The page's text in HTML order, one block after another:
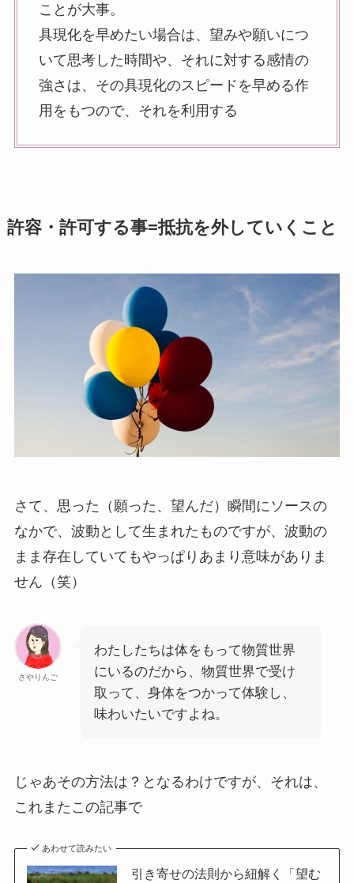
ことが大事。
具現化を早めたい場合は、望みや願いにつ
いて思考した時間や、それに対する感情の
強さは、その具現化のスピードを早める作
用をもつので、それを利用する
許容・許可する事=抵抗を外していくこと
さて、思った（願った、望んだ）瞬間にソースの
なかで、波動として生まれたものですが、波動の
まま存在していてもやっぱりあまり意味がありま
せん（笑）
さやりんご
わたしたちは体をもって物質世界
にいるのだから、物質世界で受け
取って、身体をつかって体験し、
味わいたいですよね。
じゃあその方法は？となるわけですが、それは、
これまたこの記事で
あわせて読みたい
引き寄せの法則から紐解く「望む